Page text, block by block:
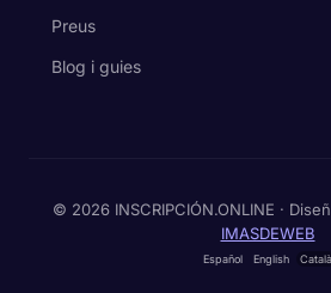
Preus
Blog i guies
© 2026 INSCRIPCIÓN.ONLINE ·
IMASDEWEB
Español English Català